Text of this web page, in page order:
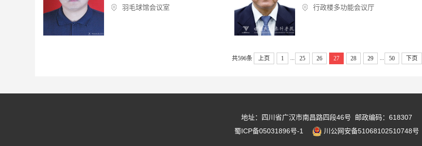
羽毛球馆会议室
行政楼多功能会议厅
共596条 上页 1 25 26 27 28 29 50 下页
地址：四川省广汉市南昌路四段46号 邮政编码：618307
蜀ICP备05031896号-1
川公网安备51068102510748号